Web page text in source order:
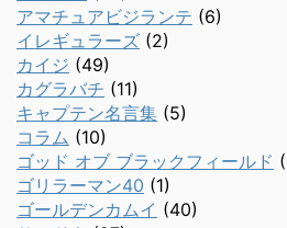
アマチュアビジランテ (6)
イレギュラーズ (2)
カイジ (49)
カグラバチ (11)
キャプテン名言集 (5)
コラム (10)
ゴッド オブ ブラックフィールド
ゴリラーマン40 (1)
ゴールデンカムイ (40)